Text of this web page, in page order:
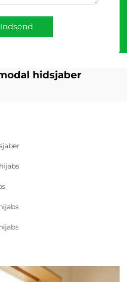
Indsend
hidsjaber